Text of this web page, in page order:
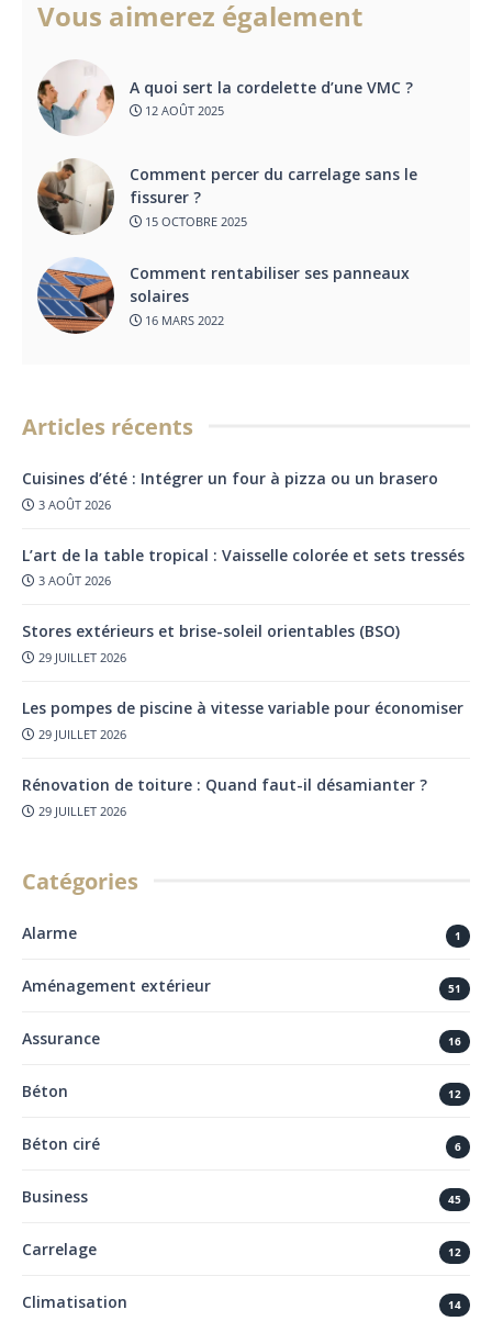
Vous aimerez également
A quoi sert la cordelette d’une VMC ?
12 AOÛT 2025
Comment percer du carrelage sans le
fissurer ?
15 OCTOBRE 2025
Comment rentabiliser ses panneaux
solaires
16 MARS 2022
Articles récents
Cuisines d’été : Intégrer un four à pizza ou un brasero
3 AOÛT 2026
L’art de la table tropical : Vaisselle colorée et sets tressés
3 AOÛT 2026
Stores extérieurs et brise-soleil orientables (BSO)
29 JUILLET 2026
Les pompes de piscine à vitesse variable pour économiser
29 JUILLET 2026
Rénovation de toiture : Quand faut-il désamianter ?
29 JUILLET 2026
Catégories
Alarme 1
Aménagement extérieur 51
Assurance 16
Béton 12
Béton ciré 6
Business 45
Carrelage 12
Climatisation 14